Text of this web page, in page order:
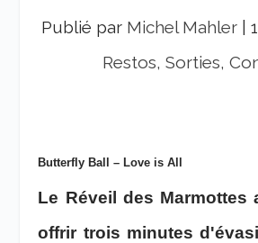
Publié par Michel Mahler
Restos, Sorties,
Butterfly Ball – Love is All
Le Réveil des Marmottes
offrir trois minutes